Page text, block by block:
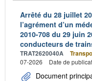
Arrêté du 28 juillet
l’agrément d’un
2010-708 du 29 juin
conducteurs de
TRAT2620040A
07-2026
Date de
Document